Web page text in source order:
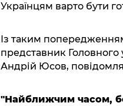
Українцям варто бути
Із таким
представник
Андрій Юсов,
"Найближчим часом,